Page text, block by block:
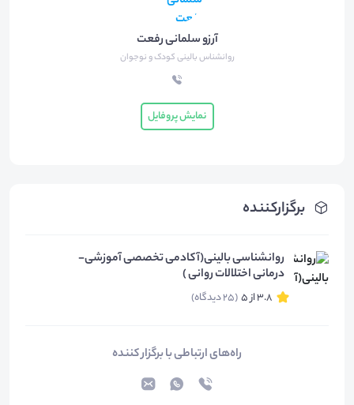
برگزارکننده
روانشناسی بالینی(آکادمی تخصصی آموزشی-
درمانی اختلالات روانی )
3.8 از 5 (25 دیدگاه)
راه‌های ارتباطی با برگزار کننده
آرزو سلمانی رفعت
روانشناس بالینی کودک و نوجوان
نمایش پروفایل